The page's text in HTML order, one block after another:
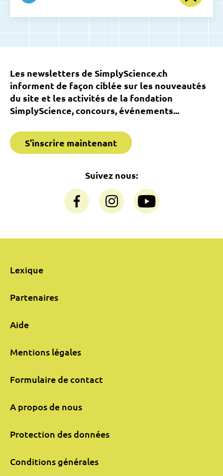
Les newsletters de SimplyScience.ch
informent de façon ciblée sur les nouveautés
du site et les activités de la fondation
SimplyScience, concours, événements...
S'inscrire maintenant
Suivez nous:
Lexique
Partenaires
Aide
Mentions légales
Formulaire de contact
A propos de nous
Protection des données
Conditions générales